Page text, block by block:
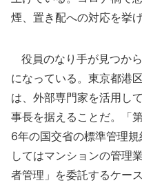
煙、置き配への対応を挙げ
役員のなり手が見つか
になっている。東京都港
は、外部専門家を活用し
事長を据えることだ。「
6年の国交省の標準管理
してはマンションの管理
者管理」を委託するケー